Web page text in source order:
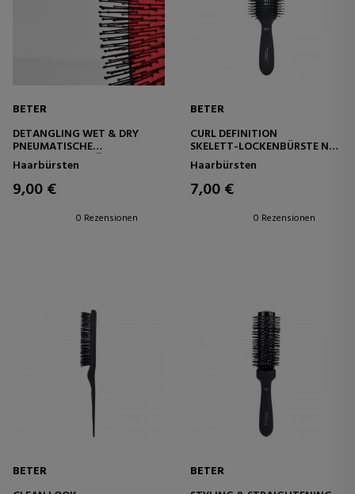
BETER
DETANGLING WET & DRY
PNEUMATISCHE
ENTWIRRUNGSBÜRSTE NR. 12
Haarbürsten
9,00 €
0 Rezensionen
BETER
CURL DEFINITION
SKELETT-LOCKENBÜRSTE NR.
11
Haarbürsten
7,00 €
0 Rezensionen
BETER
BETER